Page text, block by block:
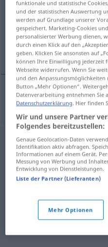
Übersicht aller
(Für mehr Details die
Treppenabsatz
(Treppen)Absatzm
funktionale und statistische
und der statistischen Auswertung
werden auf Grundlage unserer
gespeichert. Marketing-Cookies
personalisierter Werbung dienen,
durch einen Klick auf den
geben. Klicken Sie ansonsten auf
können Ihre Einwilligung jederzeit
Webseite widerrufen. Wenn Sie
und den Anpassungsmöglichkeiten
Button „Mehr Optionen“.
Datenverarbeitung entnehmen Sie
Datenschutzerklärung. Hier finden
Wir und unsere Partner
Folgendes bereitzustellen:
Genaue Geolocation-Daten
Identifikation aktiv abfragen.
Informationen auf einem Gerät.
Messung von Werbung und
Entwicklung von Dienstleistungen.
Liste der Partner (Lieferanten)
Mehr Optionen